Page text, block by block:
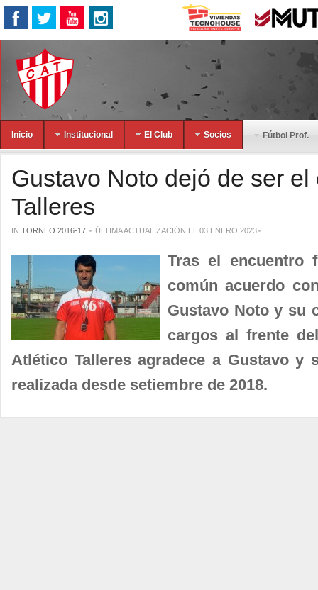
Inicio Institucional El Club Socios Fútbol Prof.
Gustavo Noto dejó de ser el
Talleres
IN TORNEO 2016-17 ÚLTIMA ACTUALIZACIÓN EL 03 ENERO 2023
Tras el encuentro
común acuerdo
Gustavo Noto y su
cargos al frente
Atlético Talleres agradece a Gustavo y
realizada desde setiembre de 2018.